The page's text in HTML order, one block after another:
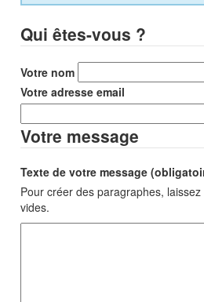
Qui êtes-vous ?
Votre nom
Votre adresse email
Votre message
Texte de votre message
Pour créer des paragraphes,
vides.